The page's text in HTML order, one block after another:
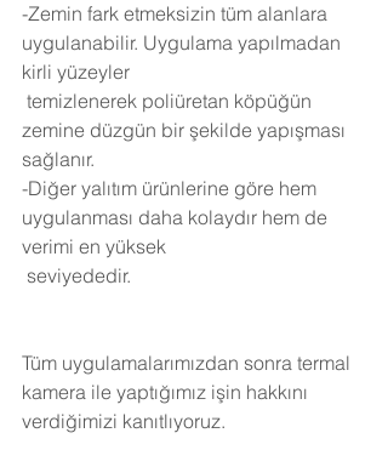
-Zemin fark etmeksizin tüm alanlara
uygulanabilir. Uygulama yapılmadan
kirli yüzeyler
zemine düzgün bir şekilde yapışması
sağlanır.
-Diğer yalıtım ürünlerine göre hem
uygulanması daha kolaydır hem de
verimi en yüksek
seviyededir.
Tüm uygulamalarımızdan sonra termal
kamera ile yaptığımız işin hakkını
verdiğimizi kanıtlıyoruz.